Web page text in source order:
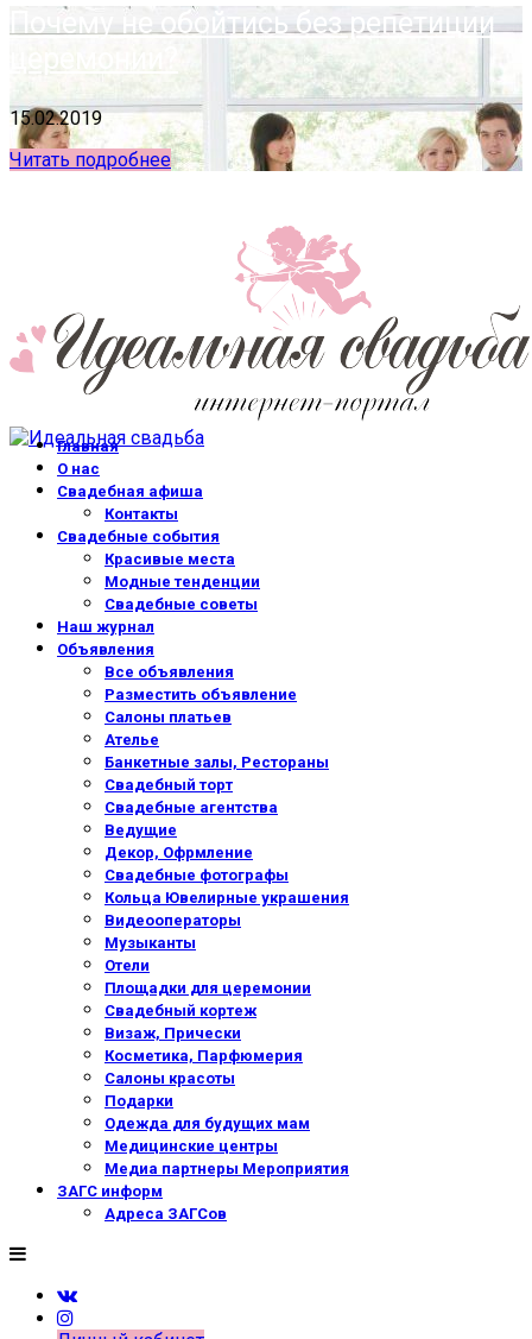
Почему не обойтись без репетиции
церемонии?
15.02.2019
Читать подробнее
Главная
О нас
Свадебная афиша
Контакты
Свадебные события
Красивые места
Модные тенденции
Свадебные советы
Наш журнал
Объявления
Все объявления
Разместить объявление
Салоны платьев
Ателье
Банкетные залы, Рестораны
Свадебный торт
Свадебные агентства
Ведущие
Декор, Офрмление
Свадебные фотографы
Кольца Ювелирные украшения
Видеооператоры
Музыканты
Отели
Площадки для церемонии
Свадебный кортеж
Визаж, Прически
Косметика, Парфюмерия
Салоны красоты
Подарки
Одежда для будущих мам
Медицинские центры
Медиа партнеры Мероприятия
ЗАГС информ
Адреса ЗАГСов